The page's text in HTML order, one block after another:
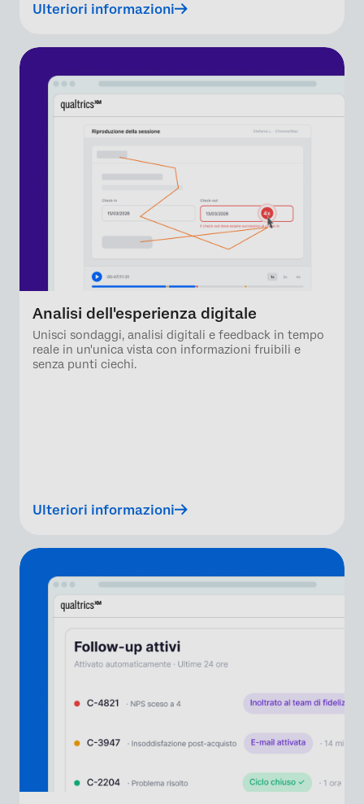
Ulteriori informazioni
Analisi dell'esperienza digitale
Unisci sondaggi, analisi digitali e feedback in tempo
reale in un'unica vista con informazioni fruibili e
senza punti ciechi.
Ulteriori informazioni